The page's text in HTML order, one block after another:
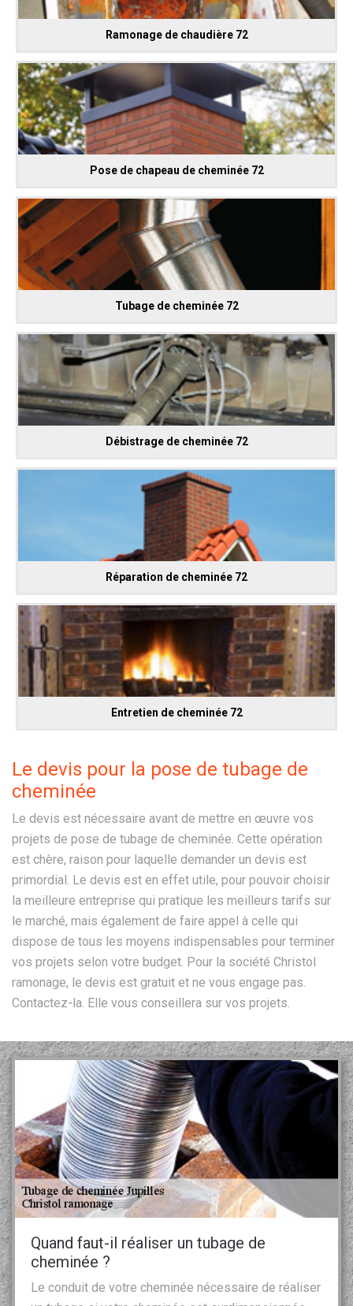
Ramonage de chaudière 72
Pose de chapeau de cheminée 72
Tubage de cheminée 72
Débistrage de cheminée 72
Réparation de cheminée 72
Entretien de cheminée 72
Le devis pour la pose de tubage de
cheminée
Le devis est nécessaire avant de mettre en œuvre vos
projets de pose de tubage de cheminée. Cette opération
est chère, raison pour laquelle demander un devis est
primordial. Le devis est en effet utile, pour pouvoir choisir
la meilleure entreprise qui pratique les meilleurs tarifs sur
le marché, mais également de faire appel à celle qui
dispose de tous les moyens indispensables pour terminer
vos projets selon votre budget. Pour la société Christol
ramonage, le devis est gratuit et ne vous engage pas.
Contactez-la. Elle vous conseillera sur vos projets.
Quand faut-il réaliser un tubage de
cheminée ?
Le conduit de votre cheminée nécessaire de réaliser